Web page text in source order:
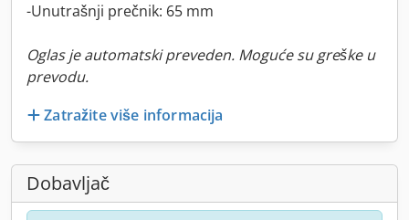
-Unutrašnji prečnik: 65 mm
Oglas je automatski preveden. Moguće su greške u
prevodu.
Zatražite više informacija
Dobavljač